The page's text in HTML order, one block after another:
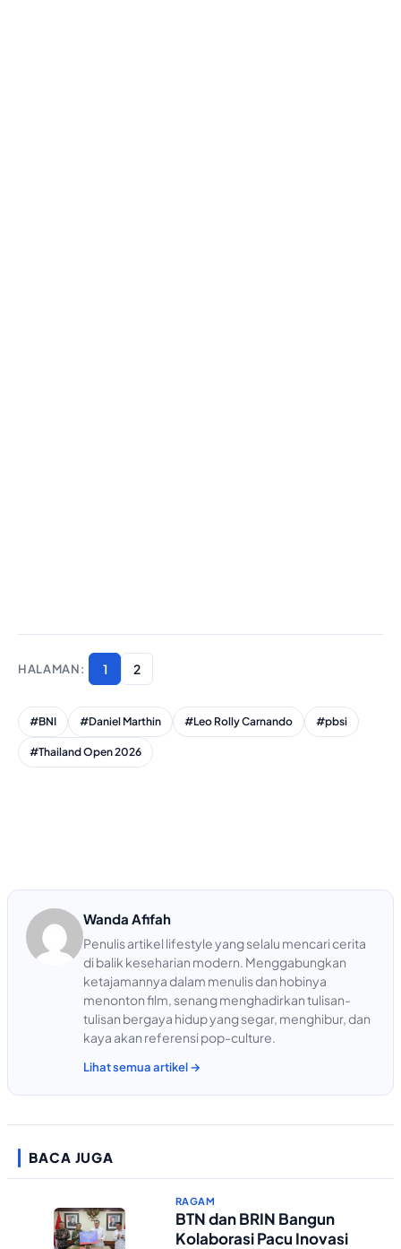
1 2
#BNI #Daniel Marthin #Leo Rolly Carnando #pbsi
#Thailand Open 2026
Wanda Afifah
Penulis artikel lifestyle yang selalu mencari cerita
di balik keseharian modern. Menggabungkan
ketajamannya dalam menulis dan hobinya
menonton film, senang menghadirkan tulisan-
tulisan bergaya hidup yang segar, menghibur, dan
kaya akan referensi pop-culture.
Lihat semua artikel →
BACA JUGA
RAGAM
BTN dan BRIN Bangun
Kolaborasi Pacu Inovasi